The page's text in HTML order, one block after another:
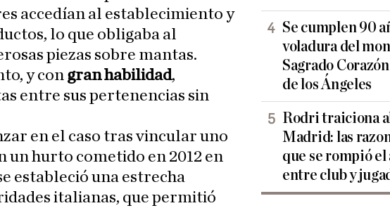
accedían al establecimiento y
lo que obligaba al
piezas sobre mantas.
y con gran habilidad,
entre sus pertenencias sin
en el caso tras vincular uno
un hurto cometido en 2012 en
estableció una estrecha
italianas, que permitió
Se cumplen 90
voladura del
Sagrado
de los Ángeles
Rodri traiciona
Madrid: las
que se rompió
entre club y